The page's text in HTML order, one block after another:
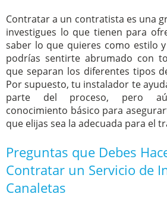
Contratar a un contratista es una
investigues lo que tienen para
saber lo que quieres como estilo y
podrías sentirte abrumado con
que separan los diferentes tipos
Por supuesto, tu instalador te
parte del proceso, pero
conocimiento básico para
que elijas sea la adecuada para el
Preguntas que Debes
Contratar un Servicio de
Canaletas